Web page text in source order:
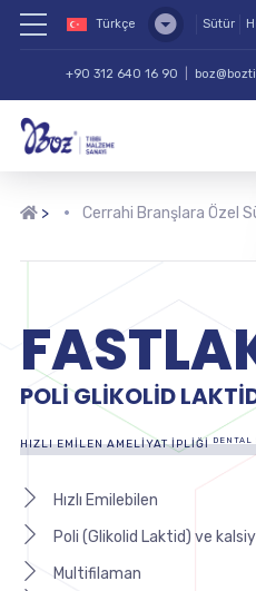
Türkçe Sütür
+90 312 640 16 90
> Cerrahi Branşlara Özel
POLI GLIKOLID
HIZLI EMILEN AMELIYAT İPLIĞIDENTAL
Hızlı Emilebilen
Poli (Glikolid Laktid) ve
Multifilaman